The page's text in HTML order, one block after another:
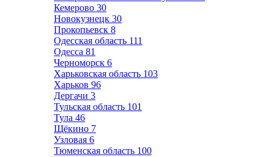
Кемерово 30
Новокузнецк 30
Прокопьевск 8
Одесская область 111
Одесса 81
Черноморск 6
Харьковская область 103
Харьков 96
Дергачи 3
Тульская область 101
Тула 46
Щёкино 7
Узловая 6
Тюменская область 100